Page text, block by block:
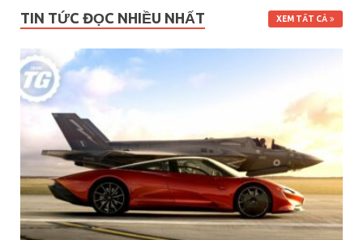
TIN TỨC ĐỌC NHIỀU NHẤT XEM TẤT CẢ